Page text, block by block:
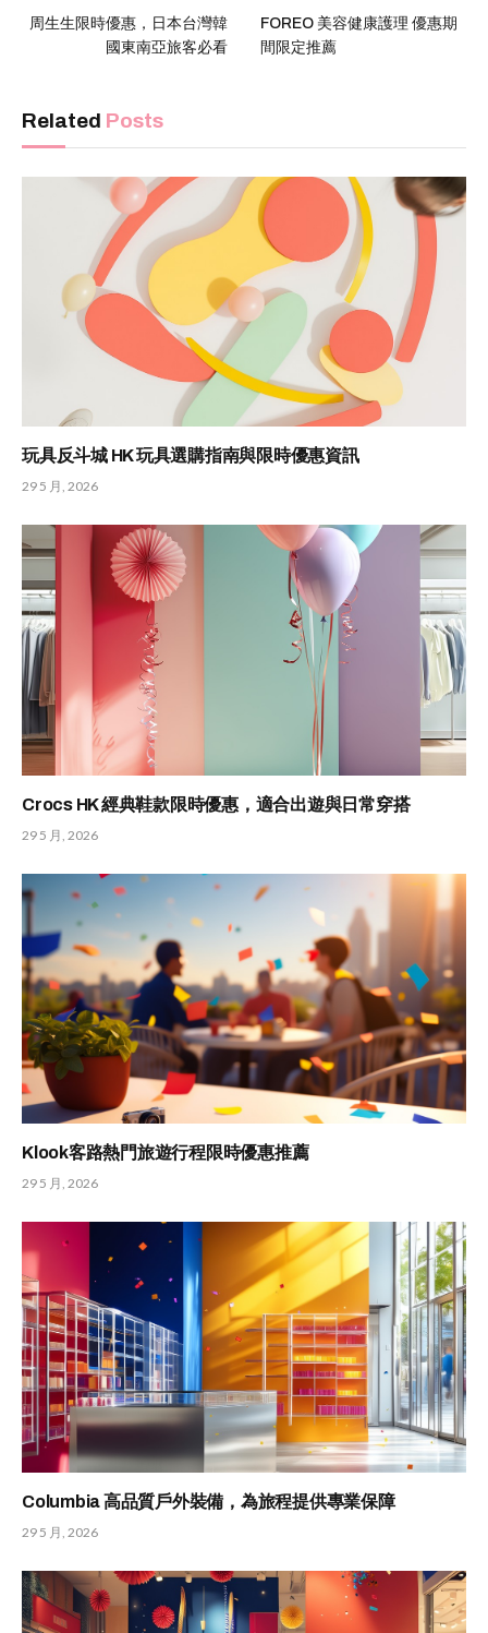
周生生限時優惠，日本台灣韓
國東南亞旅客必看
FOREO 美容健康護理 優惠期
間限定推薦
Related Posts
玩具反斗城 HK 玩具選購指南與限時優惠資訊
29 5 月, 2026
Crocs HK 經典鞋款限時優惠，適合出遊與日常穿搭
29 5 月, 2026
Klook客路熱門旅遊行程限時優惠推薦
29 5 月, 2026
Columbia 高品質戶外裝備，為旅程提供專業保障
29 5 月, 2026